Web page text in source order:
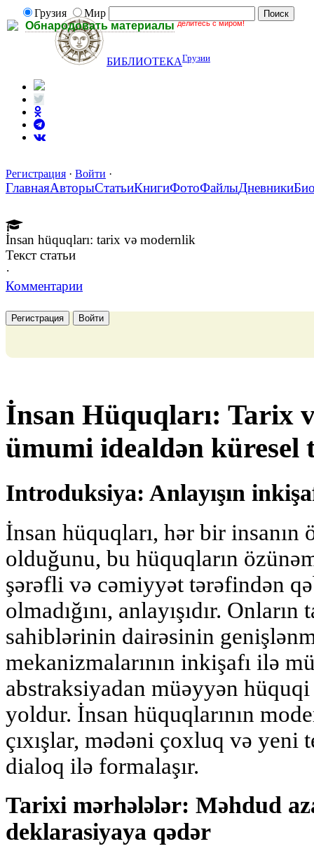
Обнародовать материалы делитесь с миром!
Грузия Мир
БИБЛИОТЕКАГрузии
Регистрация · Войти ·
ГлавнаяАвторыСтатьиКнигиФотоФайлыДневники
İnsan hüquqları: tarix və modernlik
Текст статьи
·
Комментарии
Регистрация Войти
İnsan Hüquqları: Tarix
ümumi idealdən küresel
Introduksiya: Anlayışın
İnsan hüquqları, hər bir
olduğunu, bu hüquqların
şərəfli və cəmiyyət tərəfindən
olmadığını, anlayışıdır.
sahiblərinin dairəsinin
mekanizmalarının inkişafı ilə
abstraksiyadan müəyyən
yoldur. İnsan hüquqlarının
çıxışlar, mədəni çoxluq və yeni
dialoq ilə formalaşır.
Tarixi mərhələlər: Məhdud
deklarasiyaya qədər